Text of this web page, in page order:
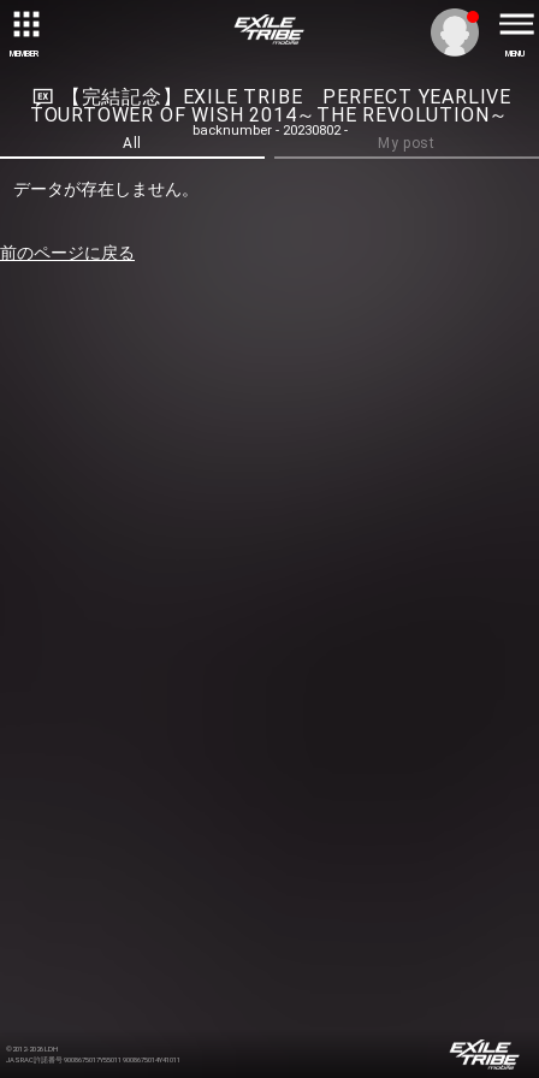
MEMBER MENU
【完結記念】EXILE TRIBE PERFECT YEARLIVE
TOURTOWER OF WISH 2014～THE REVOLUTION～
backnumber - 20230802 -
All My post
データが存在しません。
前のページに戻る
©2012-2026 LDH
JASRAC許諾番号 9008675017Y55011 9008675014Y41011